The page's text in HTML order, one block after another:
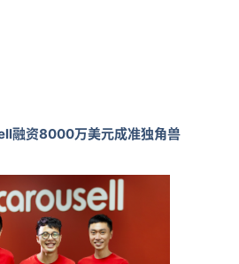
融资8000万美元成准独角兽